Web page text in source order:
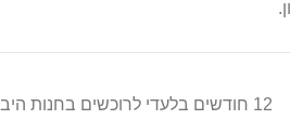
12 חודשים בלעדי לרוכשים בחנות היבואן סופר טויס